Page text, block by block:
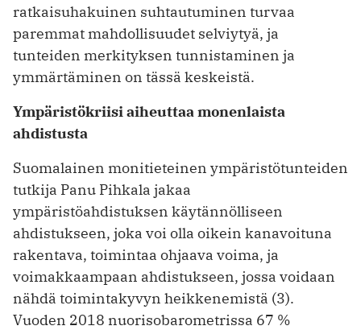
ratkaisuhakuinen suhtautuminen turvaa
paremmat mahdollisuudet selviytyä, ja
tunteiden merkityksen tunnistaminen ja
ymmärtäminen on tässä keskeistä.
Ympäristökriisi aiheuttaa monenlaista
ahdistusta
Suomalainen monitieteinen ympäristötunteiden
tutkija Panu Pihkala jakaa
ympäristöahdistuksen käytännölliseen
ahdistukseen, joka voi olla oikein kanavoituna
rakentava, toimintaa ohjaava voima, ja
voimakkaampaan ahdistukseen, jossa voidaan
nähdä toimintakyvyn heikkenemistä (3).
Vuoden 2018 nuorisobarometrissa 67 %